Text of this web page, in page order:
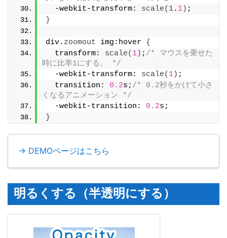
  -webkit-transform:
scale( 1. 1) ;
}
div. zoomout img:hover {
  transform:
scale( 1) ; /* マウスを乗せた
時に比率1にする。 */
  -webkit-transform:
scale( 1) ;
  transition:
0.2s; /* 0.2秒をかけて小さ
くなるアニメーション */
  -webkit-transition:
0.2s;
}
→ DEMOページはこちら
明るくする（半透明にする）